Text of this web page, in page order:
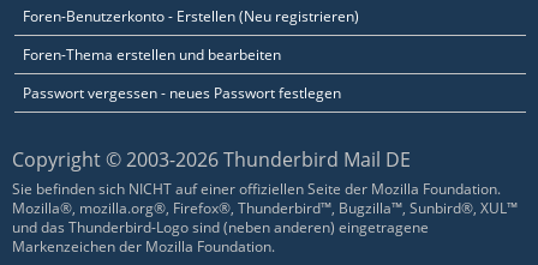
Foren-Benutzerkonto - Erstellen (Neu registrieren)
Foren-Thema erstellen und bearbeiten
Passwort vergessen - neues Passwort festlegen
Copyright © 2003-2026 Thunderbird Mail DE
Sie befinden sich NICHT auf einer offiziellen Seite der Mozilla Foundation.
Mozilla®, mozilla.org®, Firefox®, Thunderbird™, Bugzilla™, Sunbird®, XUL™
und das Thunderbird-Logo sind (neben anderen) eingetragene
Markenzeichen der Mozilla Foundation.